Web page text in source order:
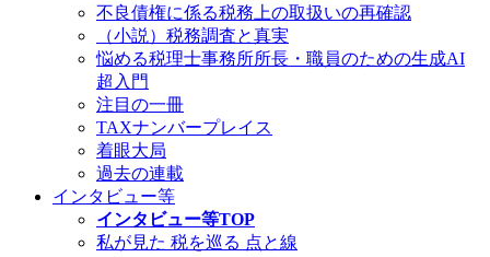
不良債権に係る税務上の取扱いの再確認
（小説）税務調査と真実
悩める税理士事務所所長・職員のための生成AI
超入門
注目の一冊
TAXナンバープレイス
着眼大局
過去の連載
インタビュー等
インタビュー等TOP
私が見た 税を巡る 点と線